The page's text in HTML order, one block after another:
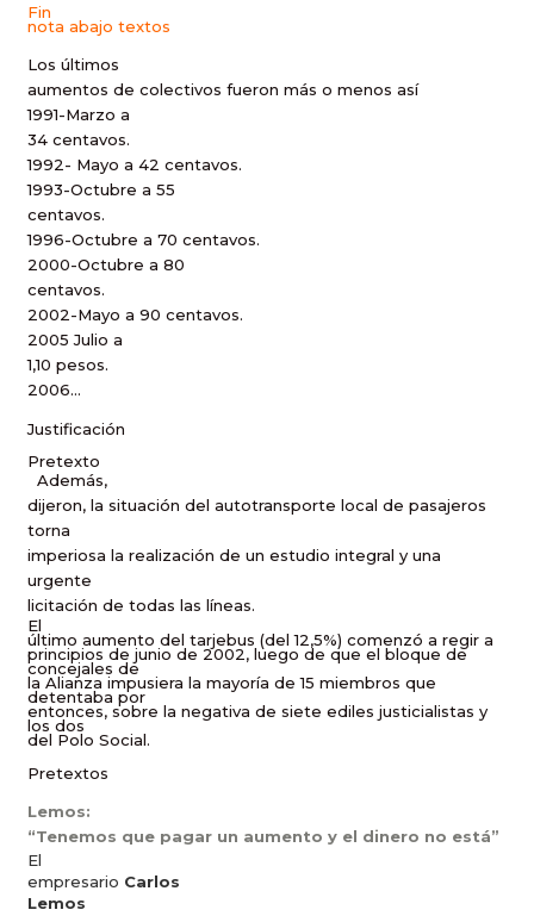
Fin
nota abajo textos
Los últimos
aumentos de colectivos fueron más o menos así
1991-Marzo a
34 centavos.
1992- Mayo a 42 centavos.
1993-Octubre a 55
centavos.
1996-Octubre a 70 centavos.
2000-Octubre a 80
centavos.
2002-Mayo a 90 centavos.
2005 Julio a
1,10 pesos.
2006…
Justificación
Pretexto
Además,
dijeron, la situación del autotransporte local de pasajeros
torna
imperiosa la realización de un estudio integral y una
urgente
licitación de todas las líneas.
El
último aumento del tarjebus (del 12,5%) comenzó a regir a
principios de junio de 2002, luego de que el bloque de
concejales de
la Alianza impusiera la mayoría de 15 miembros que
detentaba por
entonces, sobre la negativa de siete ediles justicialistas y
los dos
del Polo Social.
Pretextos
Lemos:
“Tenemos que pagar un aumento y el dinero no está”
El
empresario Carlos
Lemos